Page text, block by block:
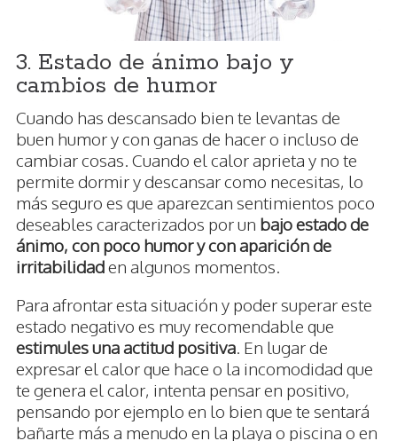
3. Estado de ánimo bajo y
cambios de humor
Cuando has descansado bien te levantas de
buen humor y con ganas de hacer o incluso de
cambiar cosas. Cuando el calor aprieta y no te
permite dormir y descansar como necesitas, lo
más seguro es que aparezcan sentimientos poco
deseables caracterizados por un bajo estado de
ánimo, con poco humor y con aparición de
irritabilidaden algunos momentos.
Para afrontar esta situación y poder superar este
estado negativo es muy recomendable que
estimules una actitud positiva . En lugar de
expresar el calor que hace o la incomodidad que
te genera el calor, intenta pensar en positivo,
pensando por ejemplo en lo bien que te sentará
bañarte más a menudo en la playa o piscina o en